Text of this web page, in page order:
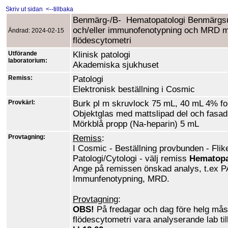
Skriv ut sidan <--tillbaka
Ändrad: 2024-02-15
Benmärg-/B- Hematopatologi
och/eller immunofenotypning och MRD
flödescytometri
Utförande
laboratorium:
Klinisk patologi
Akademiska sjukhuset
Remiss:
Patologi
Elektronisk beställning i Cosmic
Provkärl:
Burk pl m skruvlock 75 mL, 40 mL 4%
Objektglas med mattslipad del och
Mörkblå propp (Na-heparin) 5 mL
Provtagning: Remiss:
I Cosmic - Beställning provbunden -
Patologi/Cytologi - välj remiss
Ange på remissen önskad analys, t.ex
Immunfenotypning, MRD.
Provtagning:
OBS! På fredagar och dag före helg
flödescytometri vara analyserande lab